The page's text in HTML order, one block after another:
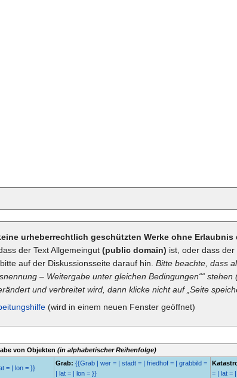
urheberrechtlich geschützten Werke ohne Erlaubnis
der Text Allgemeingut (public domain) ist, oder dass der
auf der Diskussionsseite darauf hin. Bitte beachte, dass
– Weitergabe unter gleichen Bedingungen““ stehen
und verbreitet wird, dann klicke nicht auf „Seite
(wird in einem neuen Fenster geöffnet)
von Objekten (in alphabetischer Reihenfolge)
= | lon = }}
Grab: {{Grab | wer = | stadt = | friedhof = | grabbild =
| lat = | lon = }}
= | lat =